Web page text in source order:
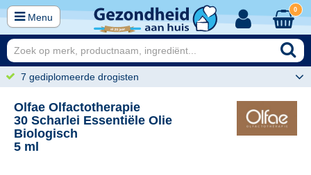
Menu
0
7 gediplomeerde drogisten
Olfae Olfactotherapie
30 Scharlei Essentiële Olie
Biologisch
5 ml